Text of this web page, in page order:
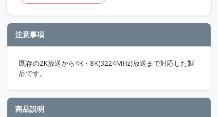
注意事項
既存の2K放送から4K・8K(3224MHz)放送まで対応した製
品です。
商品説明